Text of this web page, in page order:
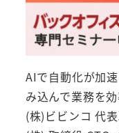
AIで自動化が加
み込んで業務を
(株)ビビンコ 代